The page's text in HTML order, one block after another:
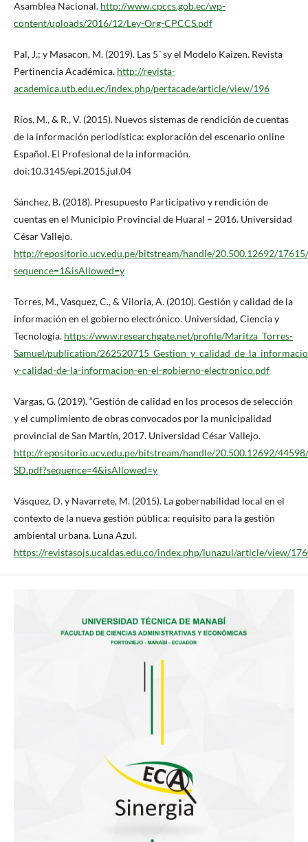
Asamblea Nacional. http://www.cpccs.gob.ec/wp-
content/uploads/2016/12/Ley-Org-CPCCS.pdf
Pal, J.; y Masacon, M. (2019). Las 5´ sy el Modelo Kaizen. Revista
Pertinencia Académica. http://revista-
academica.utb.edu.ec/index.php/pertacade/article/view/196
Ríos, M., & R., V. (2015). Nuevos sistemas de rendición de cuentas
de la información periodística: exploración del escenario online
Español. El Profesional de la información.
doi:10.3145/epi.2015.jul.04
Sánchez, B. (2018). Presupuesto Participativo y rendición de
cuentas en el Municipio Provincial de Huaral – 2016. Universidad
César Vallejo.
http://repositorio.ucv.edu.pe/bitstream/handle/20.500.12692/17615/
sequence=1&isAllowed=y
Torres, M., Vasquez, C., & Viloria, A. (2010). Gestión y calidad de la
información en el gobierno electrónico. Universidad, Ciencia y
Tecnología. https://www.researchgate.net/profile/Maritza_Torres-
Samuel/publication/
y-calidad-de-la-informacion-en-el-gobierno-electronico.pdf
Vargas, G. (2019). “Gestión de calidad en los procesos de selección
y el cumplimiento de obras convocados por la municipalidad
provincial de San Martín, 2017. Universidad César Vallejo.
http://repositorio.ucv.edu.pe/bitstream/handle/20.500.12692/44598/
SD.pdf?sequence=4&isAllowed=y
Vásquez, D. y Navarrete, M. (2015). La gobernabilidad local en el
contexto de la nueva gestión pública: requisito para la gestión
ambiental urbana. Luna Azul.
https://revistasojs.ucaldas.edu.co/index.php/lunazul/article/view/